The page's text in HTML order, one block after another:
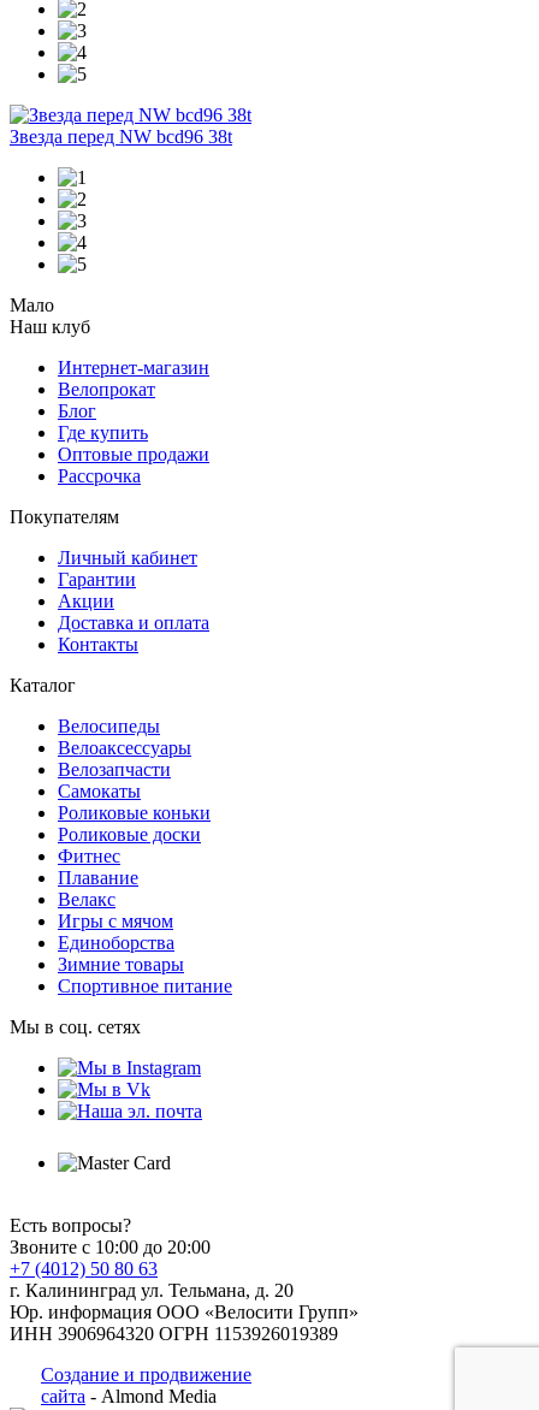
Звезда перед NW bcd96 38t
Мало
Наш клуб
Интернет-магазин
Велопрокат
Блог
Где купить
Оптовые продажи
Рассрочка
Покупателям
Личный кабинет
Гарантии
Акции
Доставка и оплата
Контакты
Каталог
Велосипеды
Велоаксессуары
Велозапчасти
Самокаты
Роликовые коньки
Роликовые доски
Фитнес
Плавание
Велакс
Игры с мячом
Единоборства
Зимние товары
Спортивное питание
Мы в соц. сетях
Есть вопросы?
Звоните с 10:00 до 20:00
+7 (4012) 50 80 63
г. Калининград ул. Тельмана, д. 20
Юр. информация ООО «Велосити Групп»
ИНН 3906964320 ОГРН 1153926019389
Создание и продвижение
сайта - Almond Media